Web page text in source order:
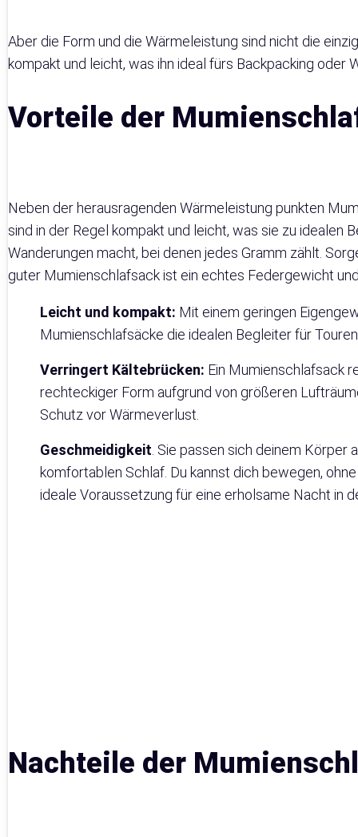
Aber die Form und die Wärmeleistung sind nicht die
kompakt und leicht, was ihn ideal fürs Backpacking oder
Vorteile der
Neben der herausragenden Wärmeleistung punkten
sind in der Regel kompakt und leicht, was sie zu idealen
Wanderungen macht, bei denen jedes Gramm zählt.
guter Mumienschlafsack ist ein echtes Federgewicht
Leicht und kompakt: Mit einem geringen
Mumienschlafsäcke die idealen Begleiter für
Verringert Kältebrücken: Ein Mumienschlafsack
rechteckiger Form aufgrund von größeren
Schutz vor Wärmeverlust.
Geschmeidigkeit . Sie passen sich deinem
komfortablen Schlaf. Du kannst dich bewegen,
ideale Voraussetzung für eine erholsame Nacht in
Nachteile der